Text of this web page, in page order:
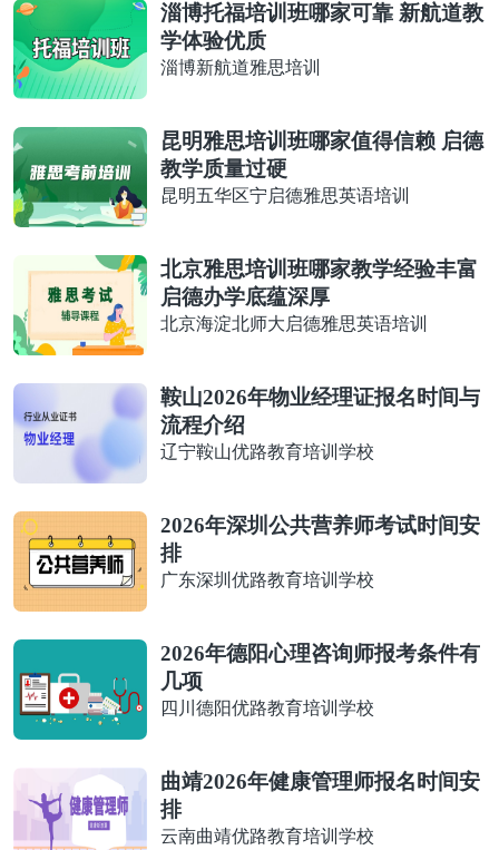
淄博托福培训班哪家可靠 新航道教
学体验优质
淄博新航道雅思培训
昆明雅思培训班哪家值得信赖 启德
教学质量过硬
昆明五华区宁启德雅思英语培训
北京雅思培训班哪家教学经验丰富
启德办学底蕴深厚
北京海淀北师大启德雅思英语培训
鞍山2026年物业经理证报名时间与
流程介绍
辽宁鞍山优路教育培训学校
2026年深圳公共营养师考试时间安
排
广东深圳优路教育培训学校
2026年德阳心理咨询师报考条件有
几项
四川德阳优路教育培训学校
曲靖2026年健康管理师报名时间安
排
云南曲靖优路教育培训学校